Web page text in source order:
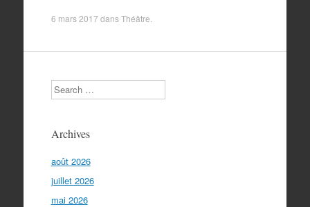
6 mars 2017 dansThéâtre
Search
Archives
août 2026
juillet 2026
mai 2026